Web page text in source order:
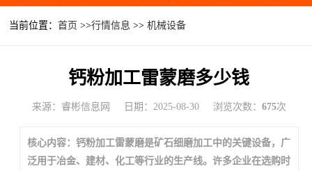
当前位置：首页 >>行情信息 >>机械设备
钙粉加工雷蒙磨多少钱
来源：睿彬信息网 日期：2025-08-30 浏览次数： 675次
核心内容：钙粉加工雷蒙磨是矿石细磨加工中的关键设备，广
泛用于冶金、建材、化工等行业的生产线。许多企业在选购时